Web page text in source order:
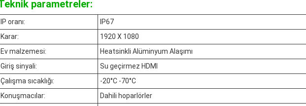
parametreler:
IP oranı:
IP67
Karar:
1920 X 1080
Ev malzemesi:
Heatsinkli Alüminyum Alaşımı
Giriş sinyali:
Su geçirmez HDMI
Çalışma sıcaklığı:
-20°C -70°C
Konuşmacılar:
Dahili hoparlörler